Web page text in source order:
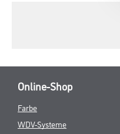
Online-Shop
Farbe
WDV-Systeme